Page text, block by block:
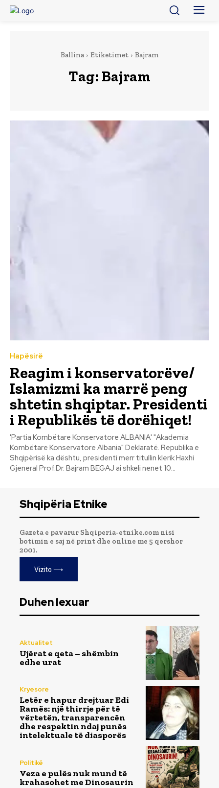
Ballina Etiketimet Bajram
Tag: Bajram
Hapësirë
Reagim i konservatorëve/
Islamizmi ka marrë peng
shtetin shqiptar. Presidenti
i Republikës të dorëhiqet!
'Partia Kombëtare Konservatore ALBANIA' "Akademia
Kombëtare Konservatore Albania" Deklaratë. Republika e
Shqipërisë ka dështu, presidenti merr titullin klerik Haxhi
Gjeneral Prof.Dr. Bajram BEGAJ ai shkeli nenet 10...
Shqipëria Etnike
Gazeta e pavarur Shqiperia-etnike.com nisi
botimin e saj në print dhe online me 5 qershor
2001.
Vizito ⟶
Duhen lexuar
Aktualitet
Ujërat e qeta – shëmbin
edhe urat
Kryesore
Letër e hapur drejtuar Edi
Ramës: një thirrje për të
vërtetën, transparencën
dhe respektin ndaj punës
intelektuale të diasporës
Politikë
Veza e pulës nuk mund të
krahasohet me Dinosaurin